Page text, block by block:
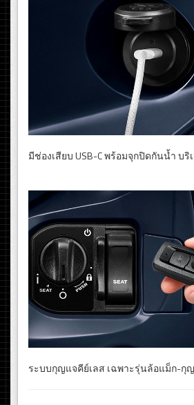
มีช่องเสียบ USB-C พร้อมจุกปิดกันน้ำ บ
ระบบกุญแจคีย์เลส เฉพาะรุ่นล้อแม็ก-กุ